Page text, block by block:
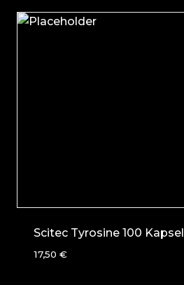
Scitec Tyrosine 100 Kapsel
17,50 €